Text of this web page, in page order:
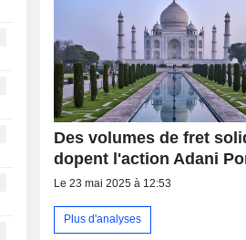
Des volumes de fret
dopent l'action Adani
Le 23 mai 2025 à 12:53
Plus d'analyses